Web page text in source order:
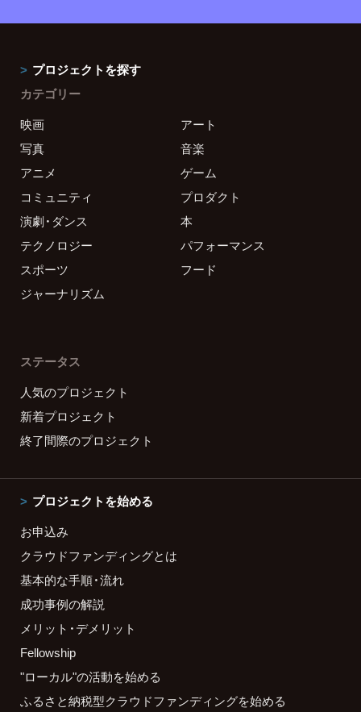
プロジェクトを探す
カテゴリー
映画
アート
写真
音楽
アニメ
ゲーム
コミュニティ
プロダクト
演劇・ダンス
本
テクノロジー
パフォーマンス
スポーツ
フード
ジャーナリズム
ステータス
人気のプロジェクト
新着プロジェクト
終了間際のプロジェクト
プロジェクトを始める
お申込み
クラウドファンディングとは
基本的な手順・流れ
成功事例の解説
メリット・デメリット
Fellowship
"ローカル"の活動を始める
ふるさと納税型クラウドファンディングを始める